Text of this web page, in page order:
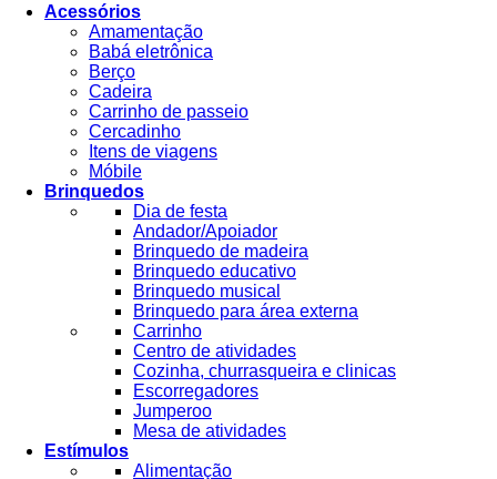
Acessórios
Amamentação
Babá eletrônica
Berço
Cadeira
Carrinho de passeio
Cercadinho
Itens de viagens
Móbile
Brinquedos
Dia de festa
Andador/Apoiador
Brinquedo de madeira
Brinquedo educativo
Brinquedo musical
Brinquedo para área externa
Carrinho
Centro de atividades
Cozinha, churrasqueira e clinicas
Escorregadores
Jumperoo
Mesa de atividades
Estímulos
Alimentação